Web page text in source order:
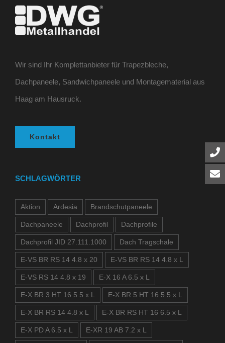
Wir sind Ihr Komplettanbieter für Trapezbleche,
Dachpaneele, Sandwichpaneele und Montagematerial aus
Haag am Hausruck.
Kontakt
SCHLAGWÖRTER
Aktion Ardesia Brandschutpaneele
Dachpaneele Dachprofil Dachprofile
Dachprofil JID 27.111.1000 Dach Tragschale
E-VS BR RS 14 4.8 x 20 E-VS BR RS 14 4.8 x L
E-VS RS 14 4.8 x 19 E-X 16 A 6.5 x L
E-X BR 3 HT 16 5.5 x L E-X BR 5 HT 16 5.5 x L
E-X BR RS 14 4.8 x L E-X BR RS HT 16 6.5 x L
E-X PD A 6.5 x L E-XR 19 AB 7.2 x L